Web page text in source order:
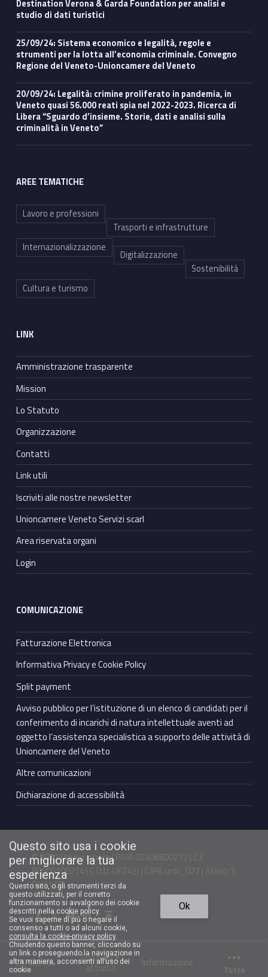
Chi siamo Funzioni e
attività Informazione
Tutto
Destination Verona & Garda Foundation per analisi e
studio di dati turistici
25/09/24: Sistema economico e legalità, regole e
strumenti per la lotta all’economia criminale. Convegno
Regione del Veneto-Unioncamere del Veneto
20/09/24: Legalità: crimine proliferato in pandemia, in
Veneto quasi 56.000 reati spia nel 2022-2023. Ricerca di
Libera “Sguardo d’insieme. Storie, dati e analisi sulla
criminalità in Veneto”
AREE TEMATICHE
Lavoro e professioni
Trasporti e infrastrutture
Internazionalizzazione
Digitalizzazione
Sostenibilità
Cultura e turismo
LINK
Amministrazione trasparente
Mission
Lo Statuto
Organizzazione
Contatti
Link utili
Iscriviti alle nostre newsletter
Unioncamere Veneto Servizi scarl
Area riservata organi
Login
COMUNICAZIONE
Fatturazione Elettronica
Informativa Privacy e Cookie Policy
Split payment
Avviso pubblico per l’istituzione di un elenco di candidati per il
conferimento di incarichi di natura intellettuale aventi ad
oggetto l’assistenza specialistica a supporto delle attività di
Unioncamere del Veneto
Altre comunicazioni
Dichiarazione di accessibilità
© 2021 Unioncamere | P.IVA 02406800272 | C.F.
80009100274 | C.U.U. UFZ42J | C.IPA urdc_027 | Ateco: S
94.11.00
Facebook Unioncamere VenetoTwitter Unioncamere VenetoYoutube Unioncamere VenetoLinkedin Unioncamere Veneto Torna in cima ↑
Questo sito usa i cookie
per migliorare la tua
esperienza
Questo sito, o gli strumenti terzi da
questo utilizzati, per il corretto
funzionamento si avvalgono dei cookie
descritti nella cookie policy.
Se vuoi saperne di più o negare il
consenso a tutti o ad alcuni cookie,
consulta la cookie-privacy policy.
Chiudendo questo banner, cliccando su
un link o proseguendo la navigazione in
altra maniera, acconsenti all’uso dei
cookie.
Ok